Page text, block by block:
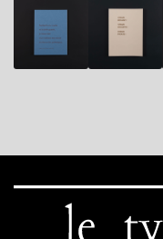
10,90€ 10,90€